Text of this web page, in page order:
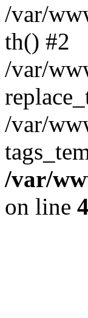
/var/
th() #2
/var/
/var/
/var/
on line